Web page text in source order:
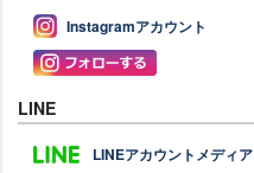
Instagramアカウント
LINE
LINEアカウントメディア